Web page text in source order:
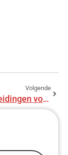
Volgende
Welke opleidingen volgen bouwadviseurs?